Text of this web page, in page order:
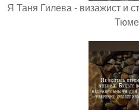
Я Таня Гилева - визажист и